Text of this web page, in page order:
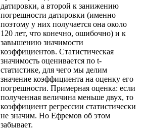
датировки, а второй к занижению
погрешности датировки (именно
поэтому у них получается она около
120 лет, что конечно, ошибочно) и к
завышению значимости
коэффициентов. Статистическая
значимость оценивается по t-
статистике, для чего мы делим
значение коэффициента на оценку его
погрешности. Примерная оценка: если
полученная величина меньше двух, то
коэффициент регрессии статистически
не значим. Но Ефремов об этом
забывает.